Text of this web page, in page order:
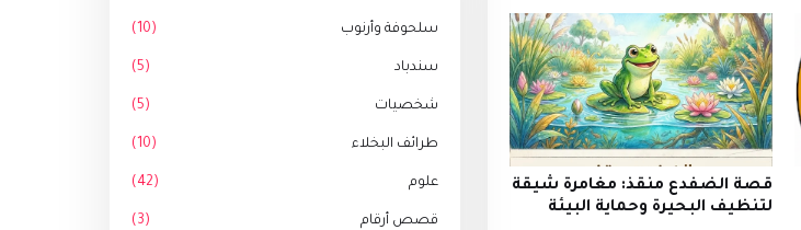
قصة الضفدع منقذ: مغامرة شيقة
لتنظيف البحيرة وحماية البيئة
سلحوفة وأرنوب (10)
سندباد (5)
شخصيات (5)
طرائف البخلاء (10)
علوم (42)
قصص أرقام (3)